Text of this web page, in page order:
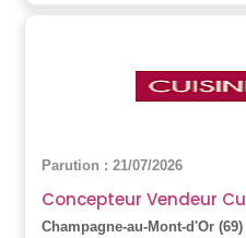
Parution : 21/07/2026
Concepteur Vendeur
Champagne-au-Mont-d'Or (69)